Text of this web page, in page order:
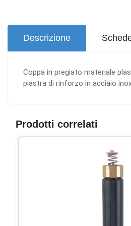
Descrizione
Coppa in pregiato materiale
piastra di rinforzo in acciaio
Prodotti correlati